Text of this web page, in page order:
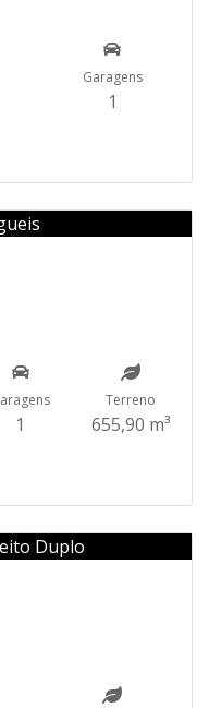
Garagens
1
Venda
1
Terreno
655,90 m³
Venda
Duplo